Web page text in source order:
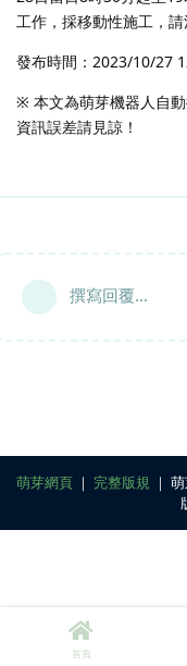
工作，採移動性施工，請
發布時間：2023/10/27
※ 本文為萌芽機器人自
資訊誤差請見諒！
撰寫回覆...
萌芽網頁｜ 完整版規 ｜
首頁